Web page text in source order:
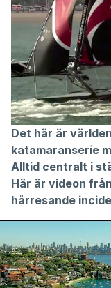
Det här är
katamaranserie
Alltid centralt i
Här är videon
hårresande